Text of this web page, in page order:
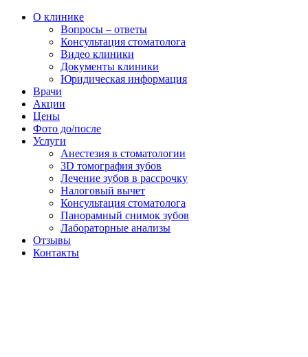
О клинике
Вопросы – ответы
Консультация стоматолога
Видео клиники
Документы клиники
Юридическая информация
Врачи
Акции
Цены
Фото до/после
Услуги
Анестезия в стоматологии
3D томография зубов
Лечение зубов в рассрочку
Налоговый вычет
Консультация стоматолога
Панорамный снимок зубов
Лабораторные анализы
Отзывы
Контакты